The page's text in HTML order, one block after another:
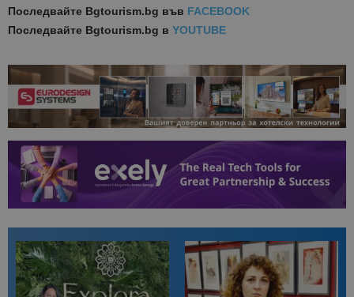
Последвайте Bgtourism.bg във FACEBOOK
Последвайте Bgtourism.bg в YOUTUBE